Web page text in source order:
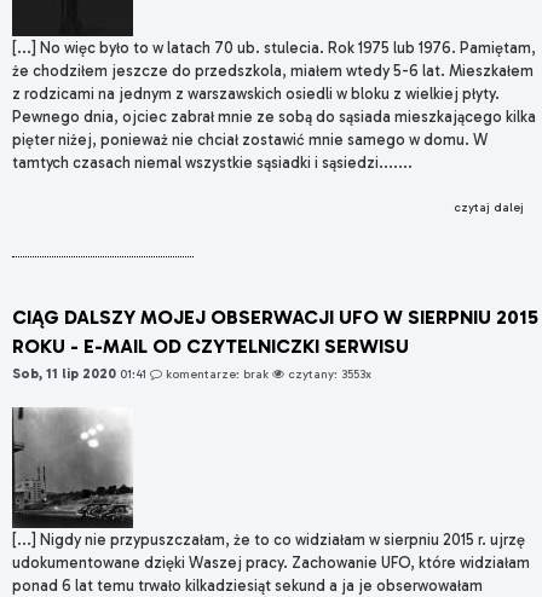
[...] No więc było to w latach 70 ub. stulecia. Rok 1975 lub 1976. Pamiętam,
że chodziłem jeszcze do przedszkola, miałem wtedy 5-6 lat. Mieszkałem
z rodzicami na jednym z warszawskich osiedli w bloku z wielkiej płyty.
Pewnego dnia, ojciec zabrał mnie ze sobą do sąsiada mieszkającego kilka
pięter niżej, ponieważ nie chciał zostawić mnie samego w domu. W
tamtych czasach niemal wszystkie sąsiadki i sąsiedzi.......
czytaj dalej
CIĄG DALSZY MOJEJ OBSERWACJI UFO W SIERPNIU 2015
ROKU - E-MAIL OD CZYTELNICZKI SERWISU
Sob, 11 lip 2020 01:41 komentarze: brak czytany: 3553x
[...] Nigdy nie przypuszczałam, że to co widziałam w sierpniu 2015 r. ujrzę
udokumentowane dzięki Waszej pracy. Zachowanie UFO, które widziałam
ponad 6 lat temu trwało kilkadziesiąt sekund a ja je obserwowałam